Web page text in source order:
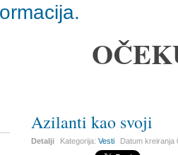
Azilanti kao svoji
Detalji Kategorija:Vesti Datum kreiranja